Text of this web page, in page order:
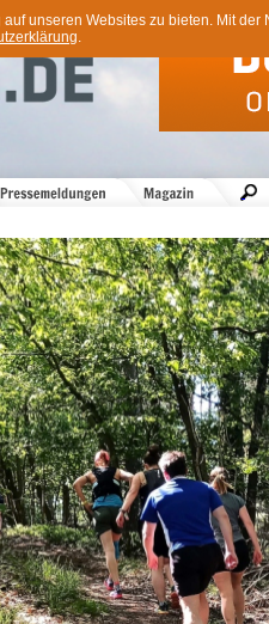
unseren Websites zu bieten. Mit
.